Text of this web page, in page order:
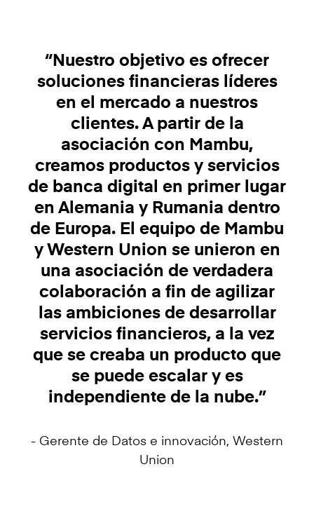
“Nuestro objetivo es ofrecer
soluciones financieras líderes
en el mercado a nuestros
clientes. A partir de la
asociación con Mambu,
creamos productos y servicios
de banca digital en primer lugar
en Alemania y Rumania dentro
de Europa. El equipo de Mambu
y Western Union se unieron en
una asociación de verdadera
colaboración a fin de agilizar
las ambiciones de desarrollar
servicios financieros, a la vez
que se creaba un producto que
se puede escalar y es
independiente de la nube.”
- Gerente de Datos e innovación, Western
Union